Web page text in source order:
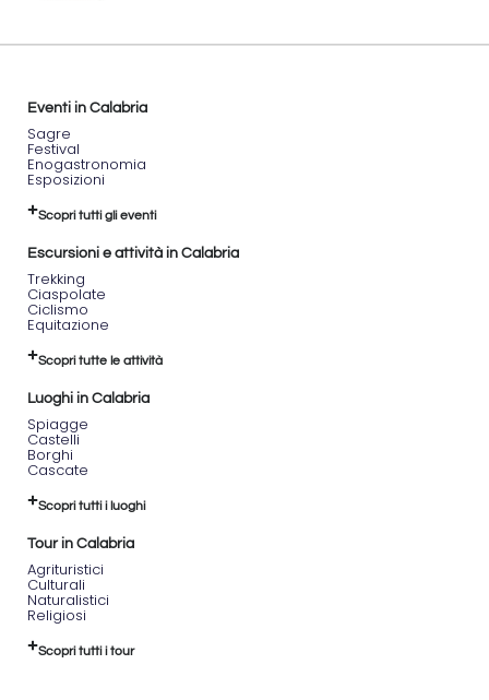
Eventi in Calabria
Sagre
Festival
Enogastronomia
Esposizioni
Scopri tutti gli eventi
Escursioni e attività in Calabria
Trekking
Ciaspolate
Ciclismo
Equitazione
Scopri tutte le attività
Luoghi in Calabria
Spiagge
Castelli
Borghi
Cascate
Scopri tutti i luoghi
Tour in Calabria
Agrituristici
Culturali
Naturalistici
Religiosi
Scopri tutti i tour